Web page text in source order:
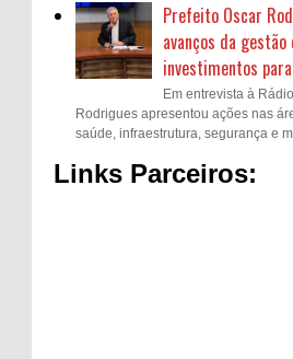
Prefeito Oscar
avanços da gestão
investimentos
Em entrevista à
Rodrigues apresentou ações nas
saúde, infraestrutura, segurança e
Links Parceiros: